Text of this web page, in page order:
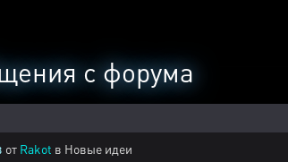
с форума
от Rakot в Новые идеи